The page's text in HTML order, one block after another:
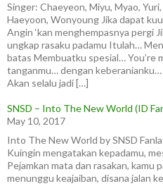
Singer: Chaeyeon, Miyu, Myao,
Haeyoon, Wonyoung Jika dapat
Angin ‘kan menghempasnya pergi
ungkap rasaku padamu Itulah…
batas Membuatku spesial… You’re
tanganmu… dengan
Akan selalu jadi […]
SNSD – Into The New World (ID
May 10, 2017
Into The New World by SNSD
Kuingin mengatakan kepadamu,
Pejamkan mata dan rasakan, kamu
menunggu keajaiban, disana jalan